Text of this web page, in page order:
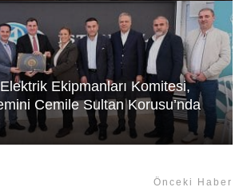
Ekipmanları Komitesi,
Cemile Sultan Korusu’nda
Önceki Haber